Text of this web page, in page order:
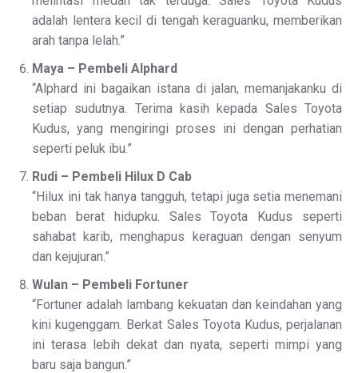
adalah lentera kecil di tengah keraguanku, memberikan
arah tanpa lelah.”
Maya – Pembeli Alphard
“Alphard ini bagaikan istana di jalan, memanjakanku di
setiap sudutnya. Terima kasih kepada Sales Toyota
Kudus, yang mengiringi proses ini dengan perhatian
seperti peluk ibu.”
Rudi – Pembeli Hilux D Cab
“Hilux ini tak hanya tangguh, tetapi juga setia menemani
beban berat hidupku. Sales Toyota Kudus seperti
sahabat karib, menghapus keraguan dengan senyum
dan kejujuran.”
Wulan – Pembeli Fortuner
“Fortuner adalah lambang kekuatan dan keindahan yang
kini kugenggam. Berkat Sales Toyota Kudus, perjalanan
ini terasa lebih dekat dan nyata, seperti mimpi yang
baru saja bangun.”